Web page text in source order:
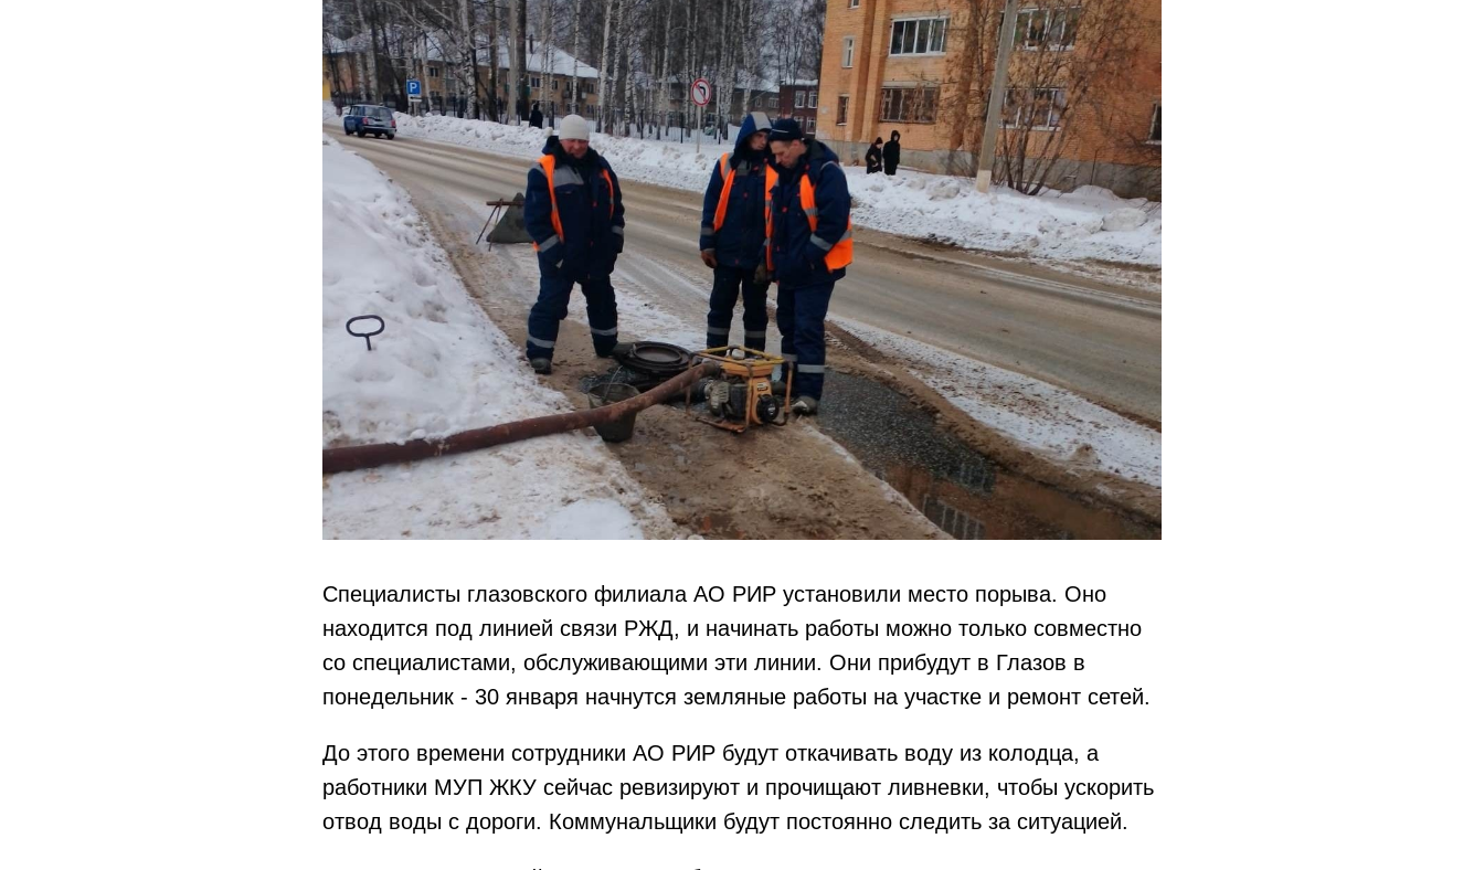
Специалисты глазовского филиала АО РИР установили место порыва. Оно
находится под линией связи РЖД, и начинать работы можно только совместно
со специалистами, обслуживающими эти линии. Они прибудут в Глазов в
понедельник - 30 января начнутся земляные работы на участке и ремонт сетей.
До этого времени сотрудники АО РИР будут откачивать воду из колодца, а
работники МУП ЖКУ сейчас ревизируют и прочищают ливневки, чтобы ускорить
отвод воды с дороги. Коммунальщики будут постоянно следить за ситуацией.